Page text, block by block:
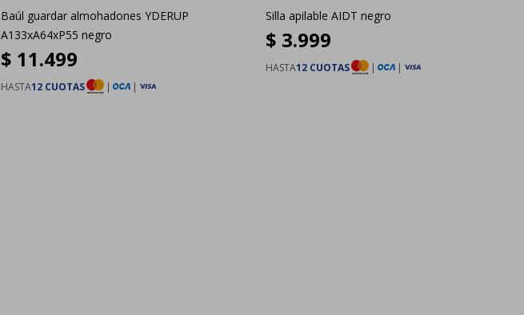
Baúl guardar almohadones YDERUP
A133xA64xP55 negro
$ 11.499
HASTA12 CUOTAS | |
Silla apilable AIDT negro
$ 3.999
HASTA12 CUOTAS | |